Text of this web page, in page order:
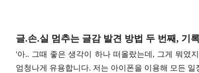
글.손.실 멈추는 글감 발견 방법 두 번째, 기
'아.. 그때 좋은 생각이 하나 떠올랐는데, 그게 뭐였
엄청나게 유용합니다. 저는 아이폰을 이용해 모든